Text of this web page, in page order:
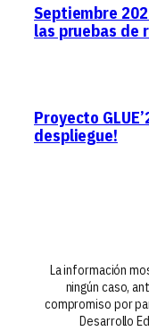
Septiembre
las pruebas de
Proyecto
despliegue!
La información
ningún caso,
compromiso por
Desarrollo